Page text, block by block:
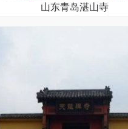
山东青岛湛山寺